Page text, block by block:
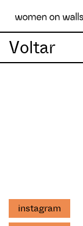
Voltar
instagram